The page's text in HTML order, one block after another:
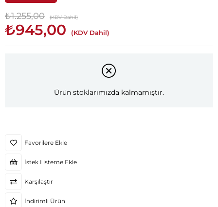
₺1.255,00 (KDV Dahil)
₺945,00 (KDV Dahil)
Ürün stoklarımızda kalmamıştır.
Favorilere Ekle
İstek Listeme Ekle
Karşılaştır
İndirimli Ürün